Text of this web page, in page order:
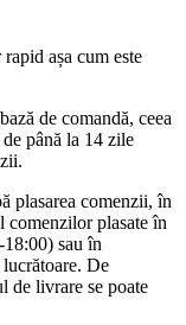
așa cum este
de comandă, ceea
până la 14 zile
plasarea comenzii, în
plasate în
sau în
De
de livrare se poate